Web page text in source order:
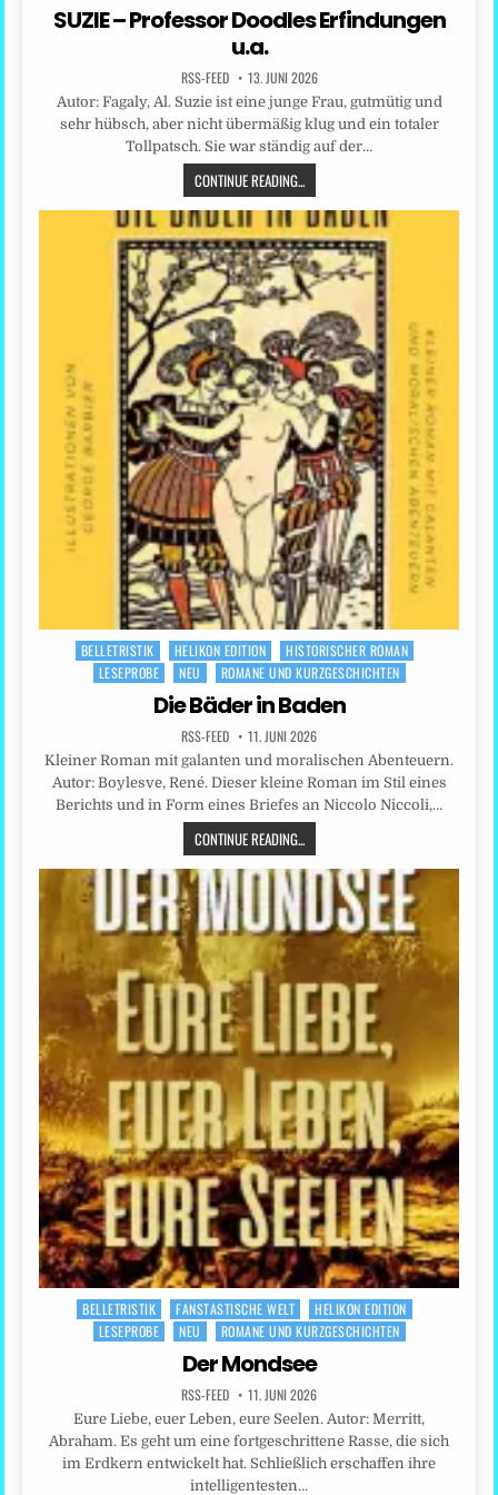
SUZIE – Professor Doodles Erfindungen
u.a.
RSS-FEED 13. JUNI 2026
Autor: Fagaly, Al. Suzie ist eine junge Frau, gutmütig und
sehr hübsch, aber nicht übermäßig klug und ein totaler
Tollpatsch. Sie war ständig auf der…
CONTINUE READING...
Posted
BELLETRISTIK HELIKON EDITION
HISTORISCHER ROMAN
LESEPROBE
NEU ROMANE UND KURZGESCHICHTEN
Die Bäder in Baden
RSS-FEED 11. JUNI 2026
Kleiner Roman mit galanten und moralischen Abenteuern.
Autor: Boylesve, René. Dieser kleine Roman im Stil eines
Berichts und in Form eines Briefes an Niccolo Niccoli,…
CONTINUE READING...
Posted
BELLETRISTIK FANSTASTISCHE WELT
HELIKON EDITION
LESEPROBE
NEU ROMANE UND KURZGESCHICHTEN
Der Mondsee
RSS-FEED 11. JUNI 2026
Eure Liebe, euer Leben, eure Seelen. Autor: Merritt,
Abraham. Es geht um eine fortgeschrittene Rasse, die sich
im Erdkern entwickelt hat. Schließlich erschaffen ihre
intelligentesten…